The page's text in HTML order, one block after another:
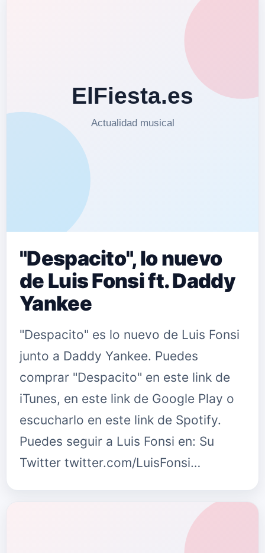
"Despacito", lo nuevo
de Luis Fonsi ft. Daddy
Yankee
"Despacito" es lo nuevo de Luis Fonsi
junto a Daddy Yankee. Puedes
comprar "Despacito" en este link de
iTunes, en este link de Google Play o
escucharlo en este link de Spotify.
Puedes seguir a Luis Fonsi en: Su
Twitter twitter.com/LuisFonsi…